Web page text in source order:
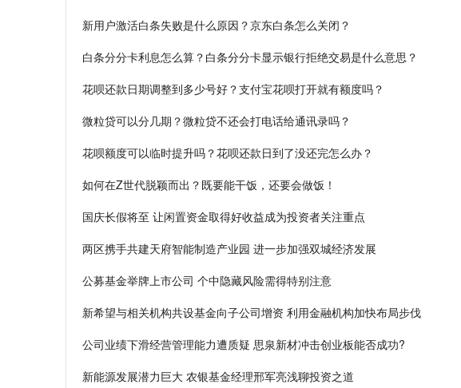
新用户激活白条失败是什么原因？京东白条怎么关闭？
白条分分卡利息怎么算？白条分分卡显示银行拒绝交易是什么意思？
花呗还款日期调整到多少号好？支付宝花呗打开就有额度吗？
微粒贷可以分几期？微粒贷不还会打电话给通讯录吗？
花呗额度可以临时提升吗？花呗还款日到了没还完怎么办？
如何在Z世代脱颖而出？既要能干饭，还要会做饭！
国庆长假将至 让闲置资金取得好收益成为投资者关注重点
两区携手共建天府智能制造产业园 进一步加强双城经济发展
公募基金举牌上市公司 个中隐藏风险需得特别注意
新希望与相关机构共设基金向子公司增资 利用金融机构加快布局步伐
公司业绩下滑经营管理能力遭质疑 思泉新材冲击创业板能否成功?
新能源发展潜力巨大 农银基金经理邢军亮浅聊投资之道